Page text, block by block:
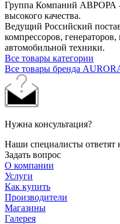
Группа Компаний АВРОРА -
высокого качества.
Ведущий Российский
компрессоров,
автомобильной техники.
Все товары категории
Все товары бренда
Нужна консультация?
Наши специалисты
Задать вопрос
О компании
Услуги
Как купить
Производители
Магазины
Галерея